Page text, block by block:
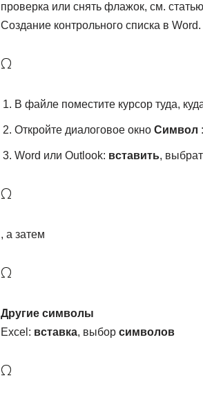
проверка или снять флажок, см.
Создание контрольного списка в Word.
В файле поместите курсор туда,
Откройте диалоговое окно Символ :
Word или Outlook: вставить,
, а затем
Другие символы
Excel: вставка, выбор символов